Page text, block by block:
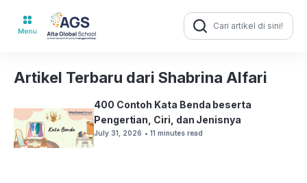
Search
for:
Artikel Terbaru dari Shabrina Alfari
400 Contoh Kata Benda beserta
Pengertian, Ciri, dan Jenisnya
July 31, 2026 • 11 minutes read